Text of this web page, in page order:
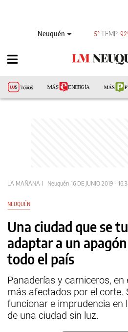
Neuquén 5°TEMP
LA MAÑANA Neuquén 16 DE JUNIO 2019 -
NEUQUÉN
Una ciudad que se
adaptar a un
todo el país
Panaderías y carniceros, en
más afectados por el corte.
funcionar e imprudencia en
de una ciudad sin luz.